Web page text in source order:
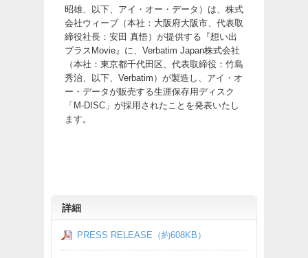
昭雄、以下、アイ・オー・データ）は、株式
会社ウィーブ（本社：大阪府大阪市、代表取
締役社長：安田 真悟）が提供する『想い出
プラスMovie』に、Verbatim Japan株式会社
（本社：東京都千代田区、代表取締役：竹島
秀治、以下、Verbatim）が製造し、アイ・オ
ー・データが販売する生涯保存用ディスク
「M-DISC」が採用されたことを発表いたし
ます。
詳細
PRESS RELEASE（約608KB）